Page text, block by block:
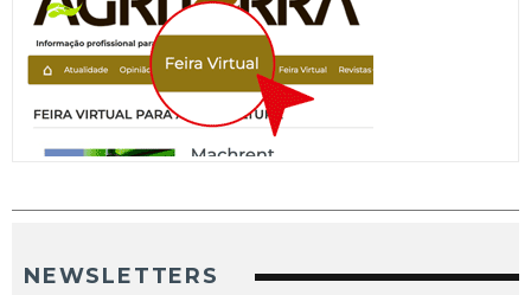
NEWSLETTERS